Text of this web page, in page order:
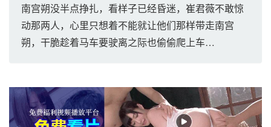
南宫朔没半点挣扎，看样子已经昏迷，崔君薇不敢惊
动那两人，心里只想着不能就让他们那样带走南宫
朔，干脆趁着马车要驶离之际也偷偷爬上车…